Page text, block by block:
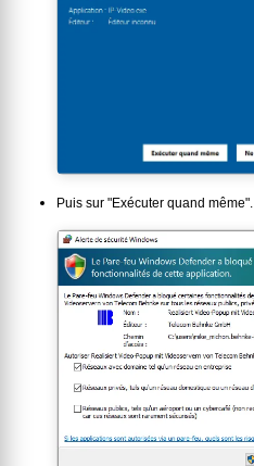
Puis sur "Exécuter quand même".